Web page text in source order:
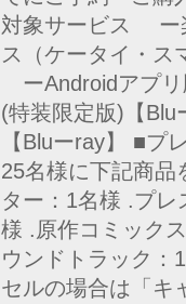
対象サービス ー
ス（ケータイ・
ーAndroidアプ
(特装限定版)【
【Bluーray】 ■プ
25名様に下記商品
ター：1名様 .プ
様 .原作コミック
ウンドトラック：
セルの場合は「キ